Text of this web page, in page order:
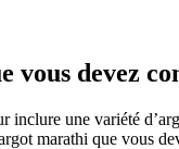
vous devez
inclure une variété
marathi que vous